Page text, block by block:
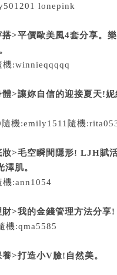
lonepink
>平價歐美風4套分享。
:winnieqqqqq
>讓妳自信的迎接夏天!妮
機:emily1511隨機
>毛空瞬間隱形! LJH賦
澤肌。
:ann1054
>我的金錢管理方法分享!
機:qma5585
>打造小V臉!自然美。